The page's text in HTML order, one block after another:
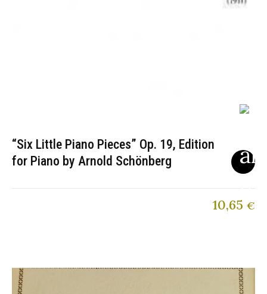
“Six Little Piano Pieces” Op. 19, Edition
for Piano by Arnold Schönberg
10,65 €